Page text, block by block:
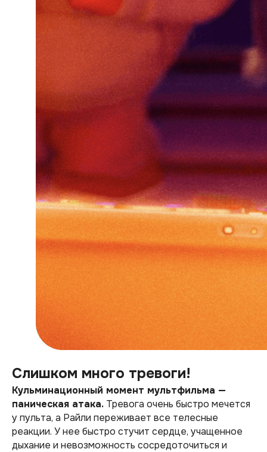
Слишком много тревоги!
Кульминационный момент мультфильма —
паническая атака. Тревога очень быстро мечется
у пульта, а Райли переживает все телесные
реакции. У нее быстро стучит сердце, учащенное
дыхание и невозможность сосредоточиться и